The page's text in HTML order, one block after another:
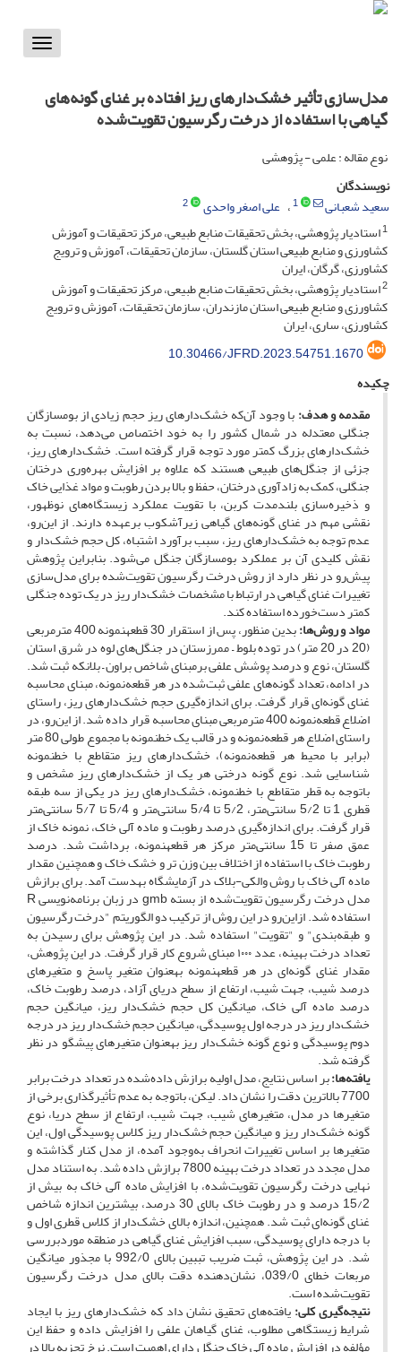
Toggle
مدل‌سازی تأثیر خشک‌دارهای ریز افتاده بر غنای گونه‌های
گیاهی با استفاده از درخت رگرسیون تقویت‌شده
نوع مقاله : علمی - پژوهشی
نویسندگان
سعید شعبانی
1 علی اصغر واحدی
2
1استادیار پژوهشی، بخش تحقیقات منابع طبیعی، مرکز تحقیقات و آموزش
کشاورزی و منابع طبیعی استان گلستان، سازمان تحقیقات، آموزش و ترویج
کشاورزی، گرگان، ایران
2استادیار پژوهشی، بخش تحقیقات منابع طبیعی، مرکز تحقیقات و آموزش
کشاورزی و منابع طبیعی استان مازندران، سازمان تحقیقات، آموزش و ترویج
کشاورزی، ساری، ایران
10.30466/JFRD.2023.54751.1670
چکیده
مقدمه و هدف:با وجود آن‌که خشک‌دارهای ریز حجم زیادی از بوم­سازگان
جنگلی معتدله در شمال کشور را به خود اختصاص می‌دهد، نسبت به
خشک‌دارهای بزرگ کمتر مورد توجه قرار گرفته است. خشک‌دارهای ریز،
جزئی از جنگل‌های طبیعی هستند که علاوه بر افزایش بهره‌وری درختان
جنگلی، کمک به زادآوری درختان، حفظ و بالا بردن رطوبت و مواد غذایی خاک
و ذخیره‌سازی بلندمدت کربن، با تقویت عملکرد زیستگاه‌های نوظهور،
نقشی مهم در غنای گونه‌های گیاهی زیرآشکوب برعهده دارند. از این‌رو،
عدم توجه به خشک‌دارهای ریز، سبب برآورد اشتباه، کل حجم خشک‌دار و
نقش کلیدی آن بر عملکرد بوم­سازگان جنگل می‌شود. بنابراین پژوهش
پیش‌رو در نظر دارد از روش درخت رگرسیون تقویت‌شده برای مدل‌سازی
تغییرات غنای گیاهی در ارتباط با مشخصات خشک‌دار ریز در یک توده جنگلی
کمتر دست‌خورده استفاده کند.
مواد و روش‌ها: بدین منظور، پس از استقرار 30 قطعه­نمونه 400 مترمربعی
(20 در 20 متر) در توده بلوط – ممرزستان در جنگل‌های لوه در شرق استان
گلستان، نوع و درصد پوشش علفی بر‌مبنای شاخص براون – بلانکه ثبت شد.
در ادامه، تعداد گونه‌های علفی ثبت‌شده در هر قطعه‌نمونه، مبنای محاسبه
غنای گونه‌ای قرار گرفت. برای اندازه‌گیری حجم خشک‌دارهای ریز، راستای
اضلاع قطعه‌نمونه 400 مترمربعی مبنای محاسبه قرار داده شد. از این‌رو، در
راستای اضلاع هر قطعه‌نمونه و در قالب یک خط­نمونه با مجموع طولی 80 متر
(برابر با محیط هر قطعه‌نمونه)، خشک‌دارهای ریز متقاطع با خط­نمونه
شناسایی شد. نوع گونه درختی هر یک از خشک‌دارهای ریز مشخص و
با‌توجه به قطر متقاطع با خط­نمونه، خشک‌دارهای ریز در یکی از سه طبقه
قطری 1 تا 5/2 سانتی‌متر، 5/2 تا 5/4 سانتی‌متر و 5/4 تا 5/7 سانتی‌متر
قرار گرفت. برای اندازه‌گیری درصد رطوبت و ماده آلی خاک، نمونه خاک از
عمق صفر تا 15 سانتی‌متر مرکز هر قطعه­نمونه، برداشت شد. درصد
رطوبت خاک با استفاده از اختلاف بین وزن تر و خشک خاک و همچنین مقدار
ماده آلی خاک با روش والکی-بلاک در آزمایشگاه به­دست آمد. برای برازش
مدل درخت رگرسیون تقویت‌شده از بسته gmb در زبان برنامه‌نویسی R
استفاده شد. از‌این‌رو در این روش از ترکیب دو الگوریتم "درخت رگرسیون
و طبقه‌بندی" و "تقویت" استفاده شد. در این پژوهش برای رسیدن به
تعداد درخت بهینه، عدد ۱۰۰۰ مبنای شروع کار قرار گرفت. در این پژوهش،
مقدار غنای گونه‌ای در هر قطعه­نمونه به­عنوان متغیر پاسخ و متغیرهای
درصد شیب، جهت شیب، ارتفاع از سطح دریای آزاد، درصد رطوبت خاک،
درصد ماده آلی خاک، میانگین کل حجم خشک‌دار ریز، میانگین حجم
خشک‌دار ریز در درجه اول پوسیدگی، میانگین حجم خشک‌دار ریز در درجه
دوم پوسیدگی و نوع گونه خشک‌دار ریز به­عنوان متغیرهای پیشگو در نظر
گرفته شد.
یافته‌ها:بر اساس نتایج، مدل اولیه برازش‌ داده‌شده در تعداد درخت برابر
7700 بالاترین دقت را نشان داد. لیکن، با‌توجه ‌به عدم تأثیرگذاری برخی از
متغیرها در مدل، متغیرهای شیب، جهت شیب، ارتفاع از سطح دریا، نوع
گونه خشک‌دار ریز و میانگین حجم خشک‌دار ریز کلاس پوسیدگی اول، این
متغیرها بر اساس تغییرات انحراف به‌وجود ‌آمده، از مدل کنار گذاشته و
مدل مجدد در تعداد درخت بهینه 7800 برازش داده شد. به استناد مدل
نهایی درخت رگرسیون تقویت‌شده، با افزایش ماده آلی خاک به بیش از
15/2 درصد و در رطوبت خاک بالای 30 درصد، بیشترین اندازه شاخص
غنای گونه‌ای ثبت شد. همچنین، اندازه بالای خشک‌دار از کلاس قطری اول و
با درجه دارای پوسیدگی، سبب افزایش غنای گیاهی در منطقه موردبررسی
شد. در این پژوهش، ثبت ضریب تببین بالای 992/0 با مجذور میانگین
مربعات خطای 039/0، نشان‌دهنده دقت بالای مدل درخت رگرسیون
تقویت‌شده است.
نتیجه‌گیری کلی:یافته‌های تحقیق نشان داد که خشک‌دارهای ریز با ایجاد
شرایط زیستگاهی مطلوب، غنای گیاهان علفی را افزایش داده و حفظ این
مؤلفه در افزایش ماده آلی خاک جنگل دارای اهمیت است. نرخ تجزیه بالا در